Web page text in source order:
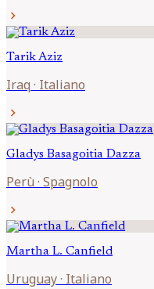
chevron_right
TarikAziz
Iraq · Italiano
chevron_right
Gladys Basagoitia Dazza
Perù · Spagnolo
chevron_right
Martha L. Canfield
Uruguay· Italiano